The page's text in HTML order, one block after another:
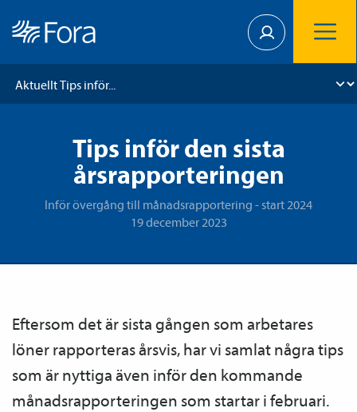
Tips inför den sista
årsrapporteringen
Inför övergång till månadsrapportering - start 2024
19 december 2023
Eftersom det är sista gången som arbetares
löner rapporteras årsvis, har vi samlat några tips
som är nyttiga även inför den kommande
månads­rapporteringen som startar i februari.